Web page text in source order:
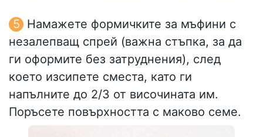
Намажете формичките за мъфини с
незалепващ спрей (важна стъпка, за да
ги оформите без затруднения), след
което изсипете сместа, като ги
напълните до 2/3 от височината им.
Поръсете повърхността с маково семе.